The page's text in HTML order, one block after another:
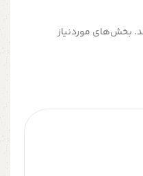
بخش‌های موردنیاز